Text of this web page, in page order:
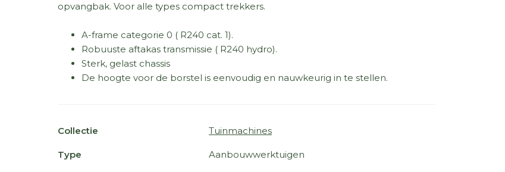
opvangbak. Voor alle types compact trekkers.
A-frame categorie 0 ( R240 cat. 1).
Robuuste aftakas transmissie ( R240 hydro).
Sterk, gelast chassis
De hoogte voor de borstel is eenvoudig en nauwkeurig in te stellen.
Collectie Tuinmachines
Type Aanbouwwerktuigen